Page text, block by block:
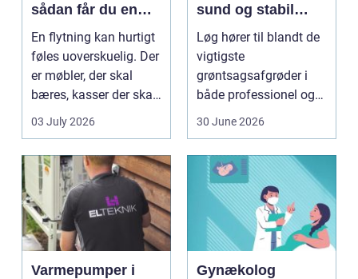
sådan får du en
tryg og effektiv
flytning
En flytning kan hurtigt
føles uoverskuelig. Der
er møbler, der skal
bæres, kasser der skal
pakkes, o...
03 July 2026
sund og stabil
løgavl
Løg hører til blandt de
vigtigste
grøntsagsafgrøder i
både professionel og
hobbybaseret
30 June 2026
Varmepumper i
Gynækolog